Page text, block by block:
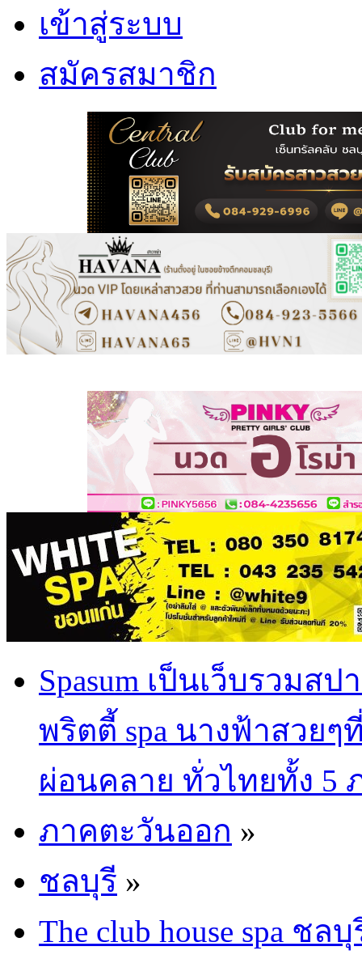
เข้าสู่ระบบ
สมัครสมาชิก
Spasum เป็นเว็บรวม
พริตตี้ spa นางฟ้าสวย
ผ่อนคลาย ทั่วไทยทั้ง 5
ภาคตะวันออก »
ชลบุรี »
The club house spa ช